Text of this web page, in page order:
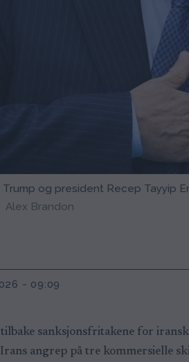
og president Recep Tayyip
Alex Brandon
- 09:09
sanksjonsfritakene for
angrep på tre kommersielle